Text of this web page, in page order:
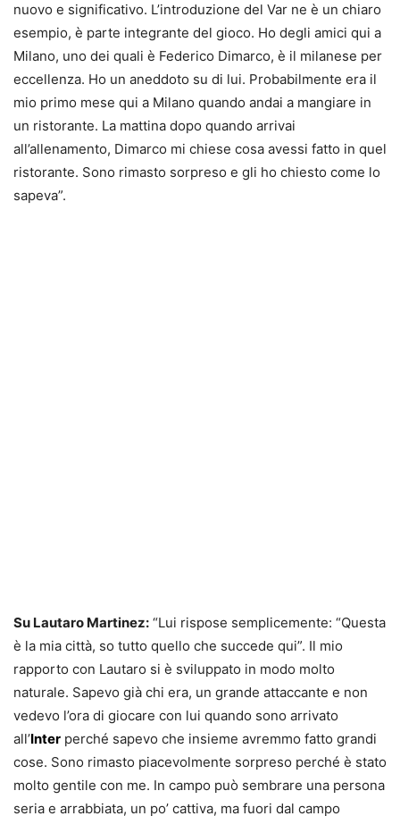
nuovo e significativo. L’introduzione del Var ne è un chiaro
esempio, è parte integrante del gioco. Ho degli amici qui a
Milano, uno dei quali è Federico Dimarco, è il milanese per
eccellenza. Ho un aneddoto su di lui. Probabilmente era il
mio primo mese qui a Milano quando andai a mangiare in
un ristorante. La mattina dopo quando arrivai
all’allenamento, Dimarco mi chiese cosa avessi fatto in quel
ristorante. Sono rimasto sorpreso e gli ho chiesto come lo
sapeva”.
Su Lautaro Martinez: “Lui rispose semplicemente: “Questa
è la mia città, so tutto quello che succede qui”. Il mio
rapporto con Lautaro si è sviluppato in modo molto
naturale. Sapevo già chi era, un grande attaccante e non
vedevo l’ora di giocare con lui quando sono arrivato
all’Inter perché sapevo che insieme avremmo fatto grandi
cose. Sono rimasto piacevolmente sorpreso perché è stato
molto gentile con me. In campo può sembrare una persona
seria e arrabbiata, un po’ cattiva, ma fuori dal campo